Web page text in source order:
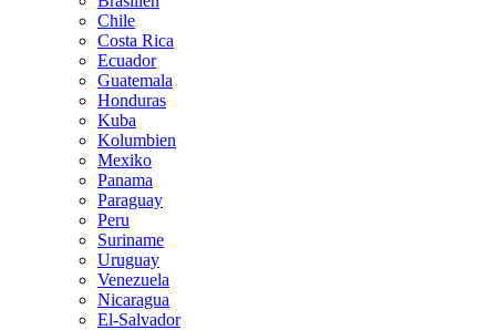
Chile
Costa Rica
Ecuador
Guatemala
Honduras
Kuba
Kolumbien
Mexiko
Panama
Paraguay
Peru
Suriname
Uruguay
Venezuela
Nicaragua
El-Salvador